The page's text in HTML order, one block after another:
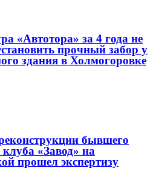
«Автотора» за 4 года не
прочный забор у
здания в Холмогоровке
бывшего
«Завод» на
прошел экспертизу